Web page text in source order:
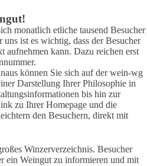
monatlich etliche tausend Besucher
ist es wichtig, dass der Besucher
aufnehmen kann. Dazu reichen erst
können Sie sich auf der wein-wg
Darstellung Ihrer Philosophie in
bis hin zur
zu Ihrer Homepage und die
den Besuchern, direkt mit
Winzerverzeichnis. Besucher
ein Weingut zu informieren und mit